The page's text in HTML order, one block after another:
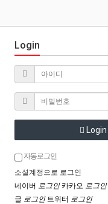
Login
Login
자동로그인
소셜계정으로 로그인
네이버 로그인 카카오 로그인
글 로그인 트위터 로그인